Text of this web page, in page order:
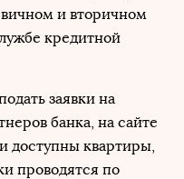
и вторичном
кредитной
заявки на
банка, на сайте
доступны квартиры,
проводятся по